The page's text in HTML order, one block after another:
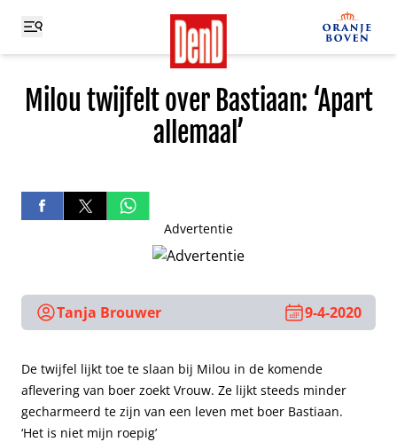
Milou twijfelt over Bastiaan: ‘Apart
allemaal’
Advertentie
Tanja Brouwer 9-4-2020
De twijfel lijkt toe te slaan bij Milou in de komende
aflevering van boer zoekt Vrouw. Ze lijkt steeds minder
gecharmeerd te zijn van een leven met boer Bastiaan.
‘Het is niet mijn roepig’